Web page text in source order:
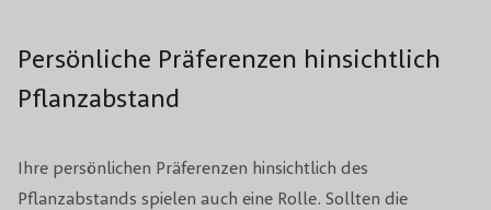
Persönliche Präferenzen hinsichtlich
Pflanzabstand
Ihre persönlichen Präferenzen hinsichtlich des
Pflanzabstands spielen auch eine Rolle. Sollten die